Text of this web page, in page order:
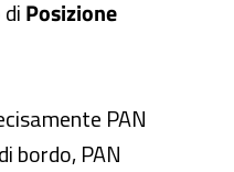
Posizione
PAN
bordo, PAN